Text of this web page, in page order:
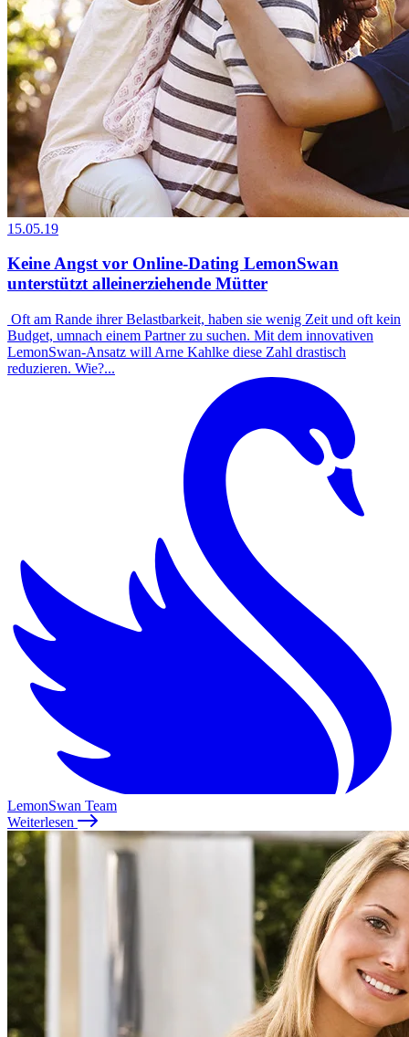
15.05.19
Keine Angst vor Online-Dating LemonSwan
unterstützt alleinerziehende Mütter
Oft am Rande ihrer Belastbarkeit, haben sie wenig Zeit und oft kein
Budget, umnach einem Partner zu suchen. Mit dem innovativen
LemonSwan-Ansatz will Arne Kahlke diese Zahl drastisch
reduzieren. Wie?...
LemonSwan Team
Weiterlesen